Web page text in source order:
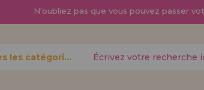
N'oubliez pas que vous pouvez passer
Toutes les catégories